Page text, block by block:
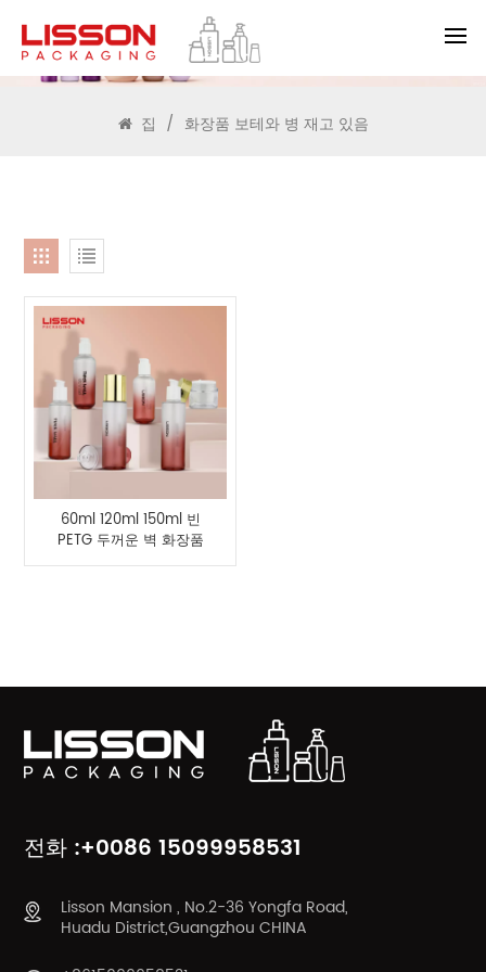
찾다
집 / 화장품 보테와 병 재고 있음
60ml 120ml 150ml 빈
PETG 두꺼운 벽 화장품
병 및 50g 크림 항아리
전화 :+0086 15099958531
Lisson Mansion , No.2-36 Yongfa Road,
Huadu District,Guangzhou CHINA